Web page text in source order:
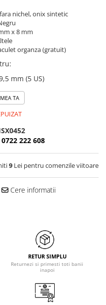
nichel, onix sintetic
x 8 mm
organza (gratuit)
:
mm (5 US)
TA
0722 222 608
9 Lei pentru comenzile viitoare
Cere informatii
RETUR SIMPLU
Returnezi si primesti toti banii
inapoi